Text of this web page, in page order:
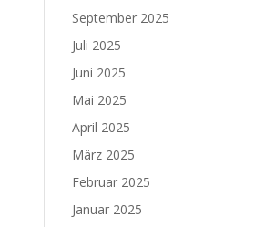
September 2025
Juli 2025
Juni 2025
Mai 2025
April 2025
März 2025
Februar 2025
Januar 2025